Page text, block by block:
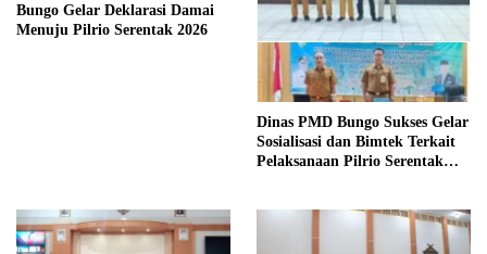
Bungo Gelar Deklarasi Damai
Menuju Pilrio Serentak 2026
Dinas PMD Bungo Sukses Gelar
Sosialisasi dan Bimtek Terkait
Pelaksanaan Pilrio Serentak